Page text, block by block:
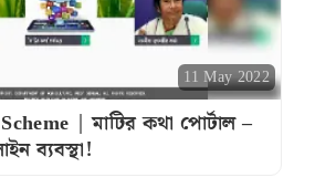
11 May 2022
| মাটির কথা পোর্টাল –
ব্যবস্থা!